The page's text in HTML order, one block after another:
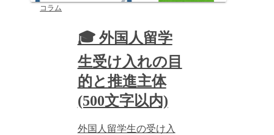
コラム
🎓 外国人留学
生受け入れの目
的と推進主体
(500文字以内)
外国人留学生の受け入